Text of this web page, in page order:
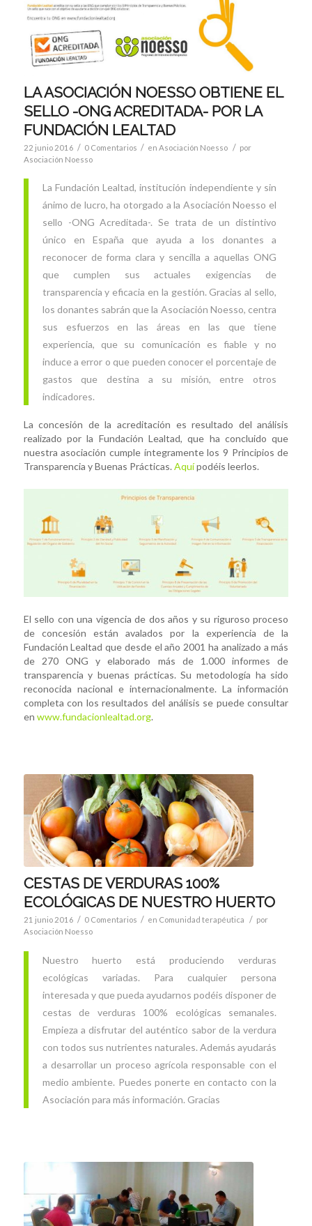
LA ASOCIACIÓN NOESSO OBTIENE EL
SELLO -ONG ACREDITADA- POR LA
FUNDACIÓN LEALTAD
22 junio 2016 / 0 Comentarios / en Asociación Noesso / por
Asociación Noesso
La Fundación Lealtad, institución independiente y sin
ánimo de lucro, ha otorgado a la Asociación Noesso el
sello -ONG Acreditada-. Se trata de un distintivo
único en España que ayuda a los donantes a
reconocer de forma clara y sencilla a aquellas ONG
que cumplen sus actuales exigencias de
transparencia y eficacia en la gestión. Gracias al sello,
los donantes sabrán que la Asociación Noesso, centra
sus esfuerzos en las áreas en las que tiene
experiencia, que su comunicación es fiable y no
induce a error o que pueden conocer el porcentaje de
gastos que destina a su misión, entre otros
indicadores.
La concesión de la acreditación es resultado del análisis
realizado por la Fundación Lealtad, que ha concluido que
nuestra asociación cumple íntegramente los 9 Principios de
Transparencia y Buenas Prácticas. Aquípodéis leerlos.
El sello con una vigencia de dos años y su riguroso proceso
de concesión están avalados por la experiencia de la
Fundación Lealtad que desde el año 2001 ha analizado a más
de 270 ONG y elaborado más de 1.000 informes de
transparencia y buenas prácticas. Su metodología ha sido
reconocida nacional e internacionalmente. La información
completa con los resultados del análisis se puede consultar
en www.fundacionlealtad.org.
CESTAS DE VERDURAS 100%
ECOLÓGICAS DE NUESTRO HUERTO
21 junio 2016 / 0 Comentarios / en Comunidad terapéutica / por
Asociación Noesso
Nuestro huerto está produciendo verduras
ecológicas variadas. Para cualquier persona
interesada y que pueda ayudarnos podéis disponer de
cestas de verduras 100% ecológicas semanales.
Empieza a disfrutar del auténtico sabor de la verdura
con todos sus nutrientes naturales. Además ayudarás
a desarrollar un proceso agrícola responsable con el
medio ambiente. Puedes ponerte en contacto con la
Asociación para más información. Gracias